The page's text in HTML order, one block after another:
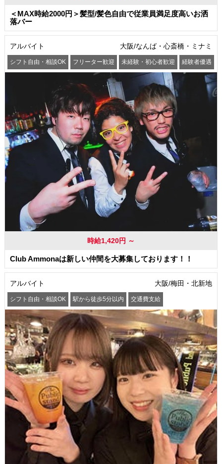
＜MAX時給2000円＞髪型/髪色自由で従業員満足度高いお洒
落バー
アルバイト 大阪/なんば・心斎橋・ミナミ
シフト自由・相談OK フリーター歓迎 未経験・初心者歓迎 経験者優遇
時給1,420円 ～
Club Ammonaは新しい仲間を大募集しております！！
アルバイト 大阪/梅田・北新地
シフト自由・相談OK 駅から徒歩5分以内 交通費支給